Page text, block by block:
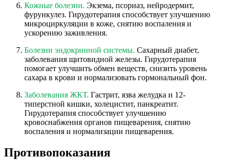
Кожные болезни. Экзема, псориаз, нейродермит,
фурункулез. Гирудотерапия способствует улучшению
микроциркуляции в коже, снятию воспаления и
ускорению заживления.
Болезни эндокринной системы. Сахарный диабет,
заболевания щитовидной железы. Гирудотерапия
помогает улучшить обмен веществ, снизить уровень
сахара в крови и нормализовать гормональный фон.
Заболевания ЖКТ. Гастрит, язва желудка и 12-
типерстной кишки, холецистит, панкреатит.
Гирудотерапия способствует улучшению
кровоснабжения органов пищеварения, снятию
воспаления и нормализации пищеварения.
Противопоказания